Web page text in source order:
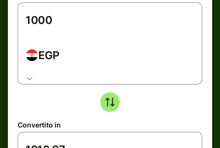
EGP
Convertito in